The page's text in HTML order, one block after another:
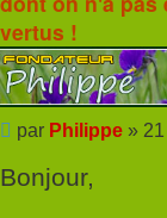
vertus !
Message
par Philippe »
Bonjour,